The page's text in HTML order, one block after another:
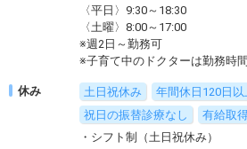
〈平日〉9:30～18:30
〈土曜〉8:00～17:00
※週2日～勤務可
※子育て中のドクターは勤務時
休み 土日祝休み
年間休日120日以
祝日の振替診療なし
有給取
・シフト制（土日祝休み）